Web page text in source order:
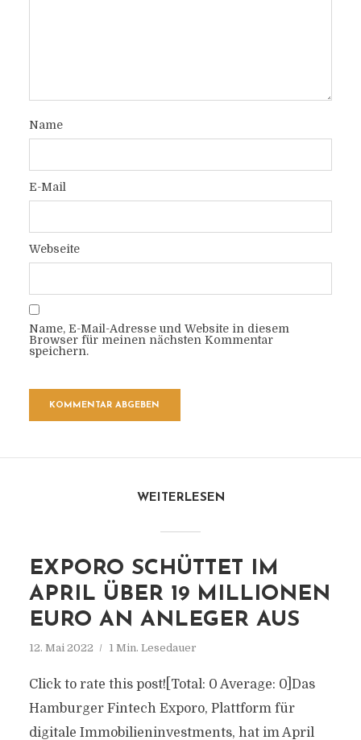
Name
E-Mail
Webseite
Name, E-Mail-Adresse und Website in diesem
Browser für meinen nächsten Kommentar
speichern.
WEITERLESEN
EXPORO SCHÜTTET IM
APRIL ÜBER 19 MILLIONEN
EURO AN ANLEGER AUS
12. Mai 2022 1 Min. Lesedauer
Click to rate this post![Total: 0 Average: 0]Das
Hamburger Fintech Exporo, Plattform für
digitale Immobilieninvestments, hat im April